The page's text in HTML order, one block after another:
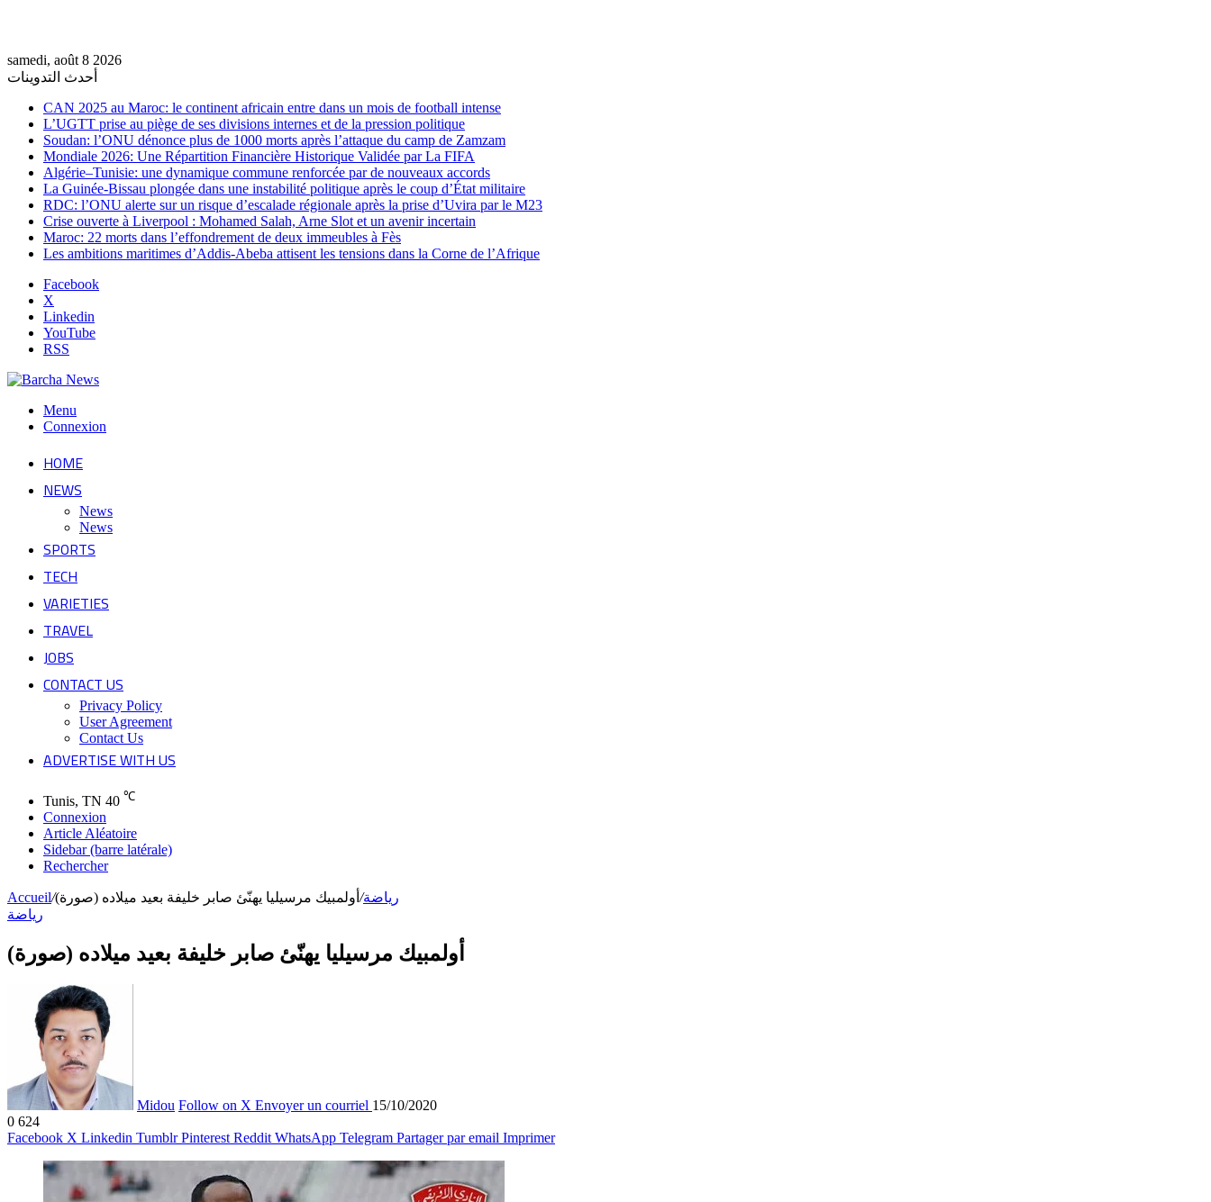
samedi, août 8 2026
أحدث التدوينات
CAN 2025 au Maroc: le continent africain entre dans un mois de football intense
L’UGTT prise au piège de ses divisions internes et de la pression politique
Soudan: l’ONU dénonce plus de 1000 morts après l’attaque du camp de Zamzam
Mondiale 2026: Une Répartition Financière Historique Validée par La FIFA
Algérie–Tunisie: une dynamique commune renforcée par de nouveaux accords
La Guinée-Bissau plongée dans une instabilité politique après le coup d’État militaire
RDC: l’ONU alerte sur un risque d’escalade régionale après la prise d’Uvira par le M23
Crise ouverte à Liverpool : Mohamed Salah, Arne Slot et un avenir incertain
Maroc: 22 morts dans l’effondrement de deux immeubles à Fès
Les ambitions maritimes d’Addis-Abeba attisent les tensions dans la Corne de l’Afrique
Facebook
X
Linkedin
YouTube
RSS
Menu
Connexion
HOME
NEWS
News
News
SPORTS
TECH
VARIETIES
TRAVEL
JOBS
CONTACT US
Privacy Policy
User Agreement
Contact Us
ADVERTISE WITH US
Tunis, TN 40 ℃
Connexion
Article Aléatoire
Sidebar (barre latérale)
Rechercher
Accueil/ رياضة/ أولمبيك مرسيليا يهنّئ صابر خليفة بعيد ميلاده (صورة)
رياضة
أولمبيك مرسيليا يهنّئ صابر خليفة بعيد ميلاده (صورة)
Midou Follow on X Envoyer un courriel 15/10/2020
0 624
Facebook X Linkedin Tumblr Pinterest Reddit WhatsApp Telegram Partager par email Imprimer